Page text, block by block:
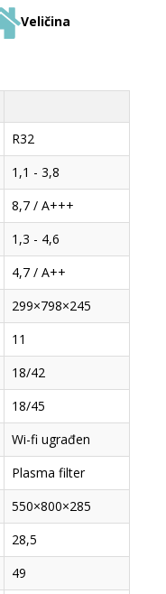
Veličina
R32
1,1 - 3,8
8,7 / A+++
1,3 - 4,6
4,7 / A++
299×798×245
11
18/42
18/45
Wi-fi ugrađen
Plasma filter
550×800×285
28,5
49